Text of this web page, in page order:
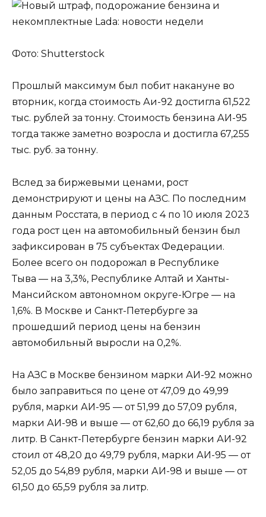
Фото: Shutterstock
Прошлый максимум был побит накануне во
вторник, когда стоимость Аи-92 достигла 61,522
тыс. рублей за тонну. Стоимость бензина АИ-95
тогда также заметно возросла и достигла 67,255
тыс. руб. за тонну.
Вслед за биржевыми ценами, рост
демонстрируют и цены на АЗС. По последним
данным Росстата, в период с 4 по 10 июля 2023
года рост цен на автомобильный бензин был
зафиксирован в 75 субъектах Федерации.
Более всего он подорожал в Республике
Тыва — на 3,3%, Республике Алтай и Ханты-
Мансийском автономном округе-Югре — на
1,6%. В Москве и Санкт-Петербурге за
прошедший период цены на бензин
автомобильный выросли на 0,2%.
На АЗС в Москве бензином марки АИ-92 можно
было заправиться по цене от 47,09 до 49,99
рубля, марки АИ-95 — от 51,99 до 57,09 рубля,
марки АИ-98 и выше — от 62,60 до 66,19 рубля за
литр. В Санкт-Петербурге бензин марки АИ-92
стоил от 48,20 до 49,79 рубля, марки АИ-95 — от
52,05 до 54,89 рубля, марки АИ-98 и выше — от
61,50 до 65,59 рубля за литр.